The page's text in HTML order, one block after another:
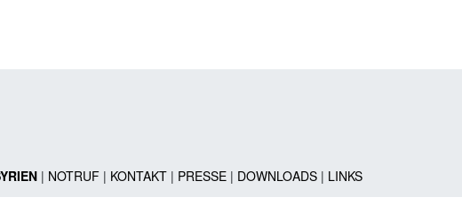
| NOTRUF| KONTAKT| PRESSE| DOWNLOADS| LINKS